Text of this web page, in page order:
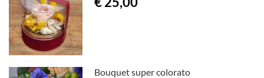
Bouquet super colorato